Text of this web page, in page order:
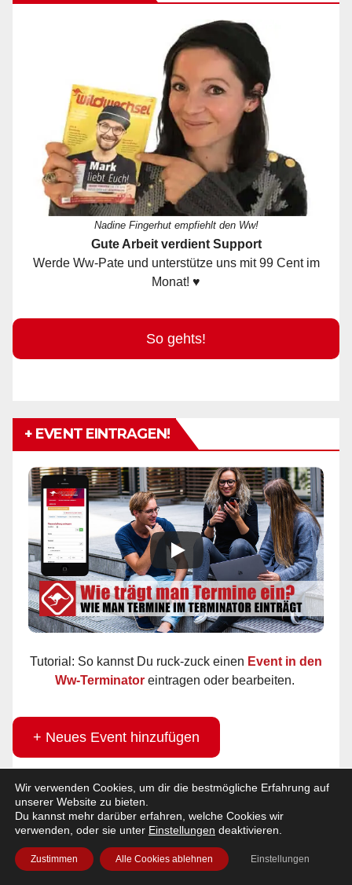
Nadine Fingerhut empfiehlt den Ww!
Gute Arbeit verdient Support
Werde Ww-Pate und unterstütze uns mit 99 Cent im
Monat! ♥
So gehts!
+ EVENT EINTRAGEN!
Tutorial: So kannst Du ruck-zuck einen Event in den
Ww-Terminator eintragen oder bearbeiten.
+ Neues Event hinzufügen
AKTUELLE PARTYS!
Freitag 07. August 2026
Wir verwenden Cookies, um dir die bestmögliche Erfahrung auf
unserer Website zu bieten.
Du kannst mehr darüber erfahren, welche Cookies wir
verwenden, oder sie unter Einstellungen deaktivieren.
Zustimmen Alle Cookies ablehnen Einstellungen